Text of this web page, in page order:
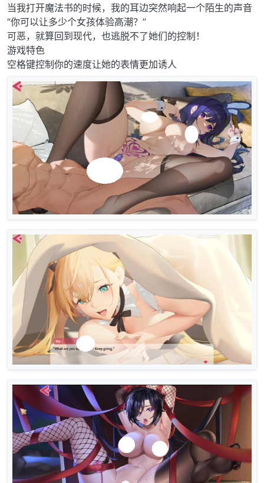
当我打开魔法书的时候，我的耳边突然响起一个陌生的声音
“你可以让多少个女孩体验高潮？”
可恶，就算回到现代，也逃脱不了她们的控制！
游戏特色
空格键控制你的速度让她的表情更加诱人